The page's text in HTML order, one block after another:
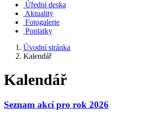
Úřední deska
Aktuality
Fotogalerie
Poplatky
Úvodní stránka
Kalendář
Kalendář
Seznam akcí pro rok 2026